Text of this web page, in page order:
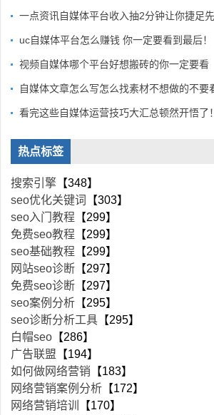
一点资讯自媒体平台收入抽2分钟让你捷足
uc自媒体平台怎么赚钱 你一定要看到最后！
视频自媒体哪个平台好想搬砖的你一定要看
自媒体文章怎么写怎么找素材不想做的不要
看完这些自媒体运营技巧大汇总顿然开悟了！
热点标签
搜索引擎 【348】
seo优化关键词
【303】
seo入门教程 【299】
免费seo教程 【299】
seo基础教程 【299】
网站seo诊断 【297】
免费seo诊断 【297】
seo案例分析 【295】
seo诊断分析工具 【295】
白帽seo 【286】
广告联盟 【194】
如何做网络营销 【183】
网络营销案例分析 【172】
网络营销培训
【170】